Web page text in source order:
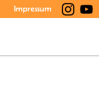
Impressum